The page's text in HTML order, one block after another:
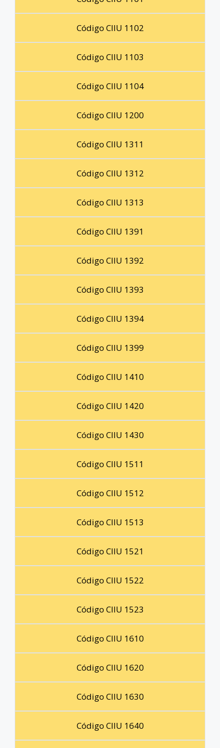
Código CIIU 1102
Código CIIU 1103
Código CIIU 1104
Código CIIU 1200
Código CIIU 1311
Código CIIU 1312
Código CIIU 1313
Código CIIU 1391
Código CIIU 1392
Código CIIU 1393
Código CIIU 1394
Código CIIU 1399
Código CIIU 1410
Código CIIU 1420
Código CIIU 1430
Código CIIU 1511
Código CIIU 1512
Código CIIU 1513
Código CIIU 1521
Código CIIU 1522
Código CIIU 1523
Código CIIU 1610
Código CIIU 1620
Código CIIU 1630
Código CIIU 1640